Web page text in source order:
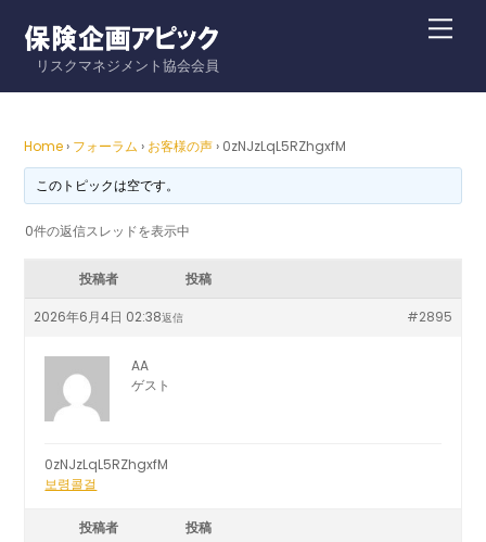
contentリスクマネジメント協会会員
Home › フォーラム › お客様の声 › 0zNJzLqL5RZhgxfM
このトピックは空です。
0件の返信スレッドを表示中
投稿者 投稿
2026年6月4日 02:38 #2895
返信
AA
ゲスト
0zNJzLqL5RZhgxfM
보령콜걸
投稿者 投稿